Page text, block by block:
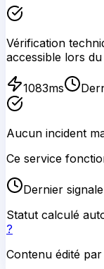
Vérification
accessible lors
1083ms
Aucun incident
Ce service
Dernier
Statut calculé
?
Contenu édité